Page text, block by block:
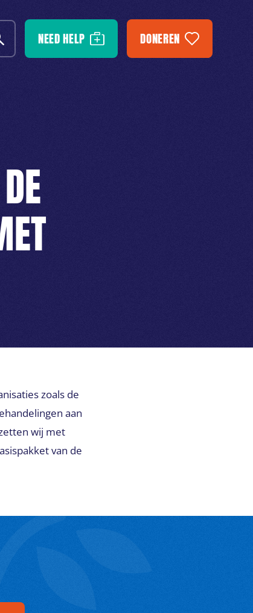
NEED HELP DONEREN
zoals de
aan
wij met
van de